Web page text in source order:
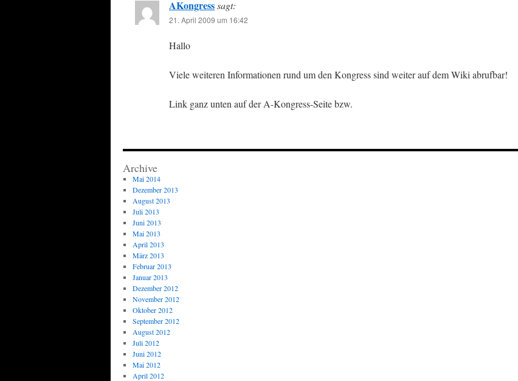
AKongresssagt:
21. April 2009 um 16:42
Hallo
Viele weiteren Informationen rund um den Kongress sind weiter auf dem Wiki abrufbar!
Link ganz unten auf der A-Kongress-Seite bzw.
Archive
Mai 2014
Dezember 2013
August 2013
Juli 2013
Juni 2013
Mai 2013
April 2013
März 2013
Februar 2013
Januar 2013
Dezember 2012
November 2012
Oktober 2012
September 2012
August 2012
Juli 2012
Juni 2012
Mai 2012
April 2012